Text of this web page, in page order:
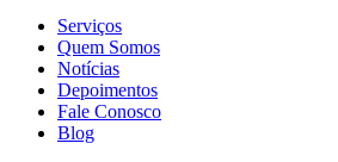
Serviços
Quem Somos
Notícias
Depoimentos
Fale Conosco
Blog